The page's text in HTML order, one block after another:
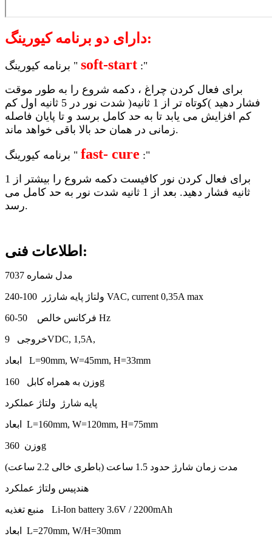
دارای دو برنامه کیورینگ:
برنامه کیورینگ " soft-start :"
برای فعال کردن چراغ ، دکمه شروع را به طور موقت
فشار دهید )کوتاه تر از 1 ثانیه( شدت نور در 5 ثانیه اول کم
کم افزایش می یابد تا به حد کامل برسد و تا پایان فاصله
زمانی در همان حد بالا باقی خواهد ماند.
برنامه کیورینگ " fast- cure :"
برای فعال کردن نور کافیست دکمه شروع را بیشتر از 1
ثانیه فشار دهید. بعد از 1 ثانیه شدت نور به حد کامل می
رسد.
اطلاعات فنی:
مدل شماره 7037
ولتاژ پایه شارژر 100-240 VAC, current 0,35A max
فرکانس خالص 50-60 Hz
خروجی 9VDC, 1,5A,
ابعاد L=90mm, W=45mm, H=33mm
وزن به همراه کابل 160g
پایه شارژ ولتاژ عملکرد
ابعاد L=160mm, W=120mm, H=75mm
وزن 360g
مدت زمان شارژ حدود 1.5 ساعت (باطری خالی 2.2 ساعت)
هندپیس ولتاژ عملکرد
منبع تغذیه Li-Ion battery 3.6V / 2200mAh
ابعاد L=270mm, W/H=30mm